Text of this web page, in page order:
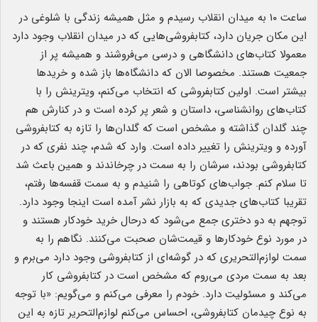
ساعت ۱۰ به میدان انقلاب رسیدم و مثل همیشه زندگی با شلوغی در
این مکان جریان دارد، کتابفروشی‌هایی که در میدان انقلاب وجود دارد
معمولا کتاب‌های دانشگاهی و درسی می‌فروشند و همیشه پر از
جمعیت هستند. مخصوصا الان که دانشگاه‌ها باز شده و خریدها
بیشتر است. اولین کتابفروشی که انتخاب می‌کنم، ویترینش را با
کتاب‌های روانشناسی، داستان و شعر پر کرده است و در کنارش هم
چند گلدان گذاشته و مشخص است که گلدان‌ها را تازه به کتابفروشی
آورده و ویترینش را تغییر داده است. وارد که شدم، چند نفری که در
کتابفروشی بودند، سرشان را به سمت در چرخاندند و همین باعث شد
تا سلام کنم. جواب‌های کوتاهی را شنیدم و به سمت قفسه‌ها رفتم،
تقریبا کتاب‌های جدیدی که به بازار نشر آمده است اینجا وجود دارد.
توجهم به دو دختری جمع می‌شود که درحال خرید خودکار هستند و
در مورد نوع خودکارها و قیمت‌شان صحبت می‌کنند. نگاهم را به
سمت لوازم‌التحریری که در گوشه‌ای از کتابفروشی وجود دارد می‌برم و
بعد به سمت مردی می‌روم که مشخص است در کتابفروشی کار
می‌کند و مسئولیت دارد. خودم را معرفی می‌کنم و می‌گویم: «با توجه
به نوع چیدمان کتابفروشی، احساس می‌کنم لوازم‌التحریر تازه به این